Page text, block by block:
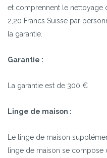
et comprennent le nettoyage
2,20 Francs Suisse par
la garantie.
Garantie :
La garantie est de 300 €
Linge de maison :
Le linge de maison
linge de maison se compose